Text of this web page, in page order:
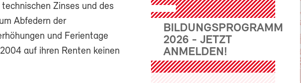
Zinses und des
Abfedern der
und Ferientage
auf ihren Renten keinen
BILDUNGSPROGRAMM
2026 - JETZT
ANMELDEN!